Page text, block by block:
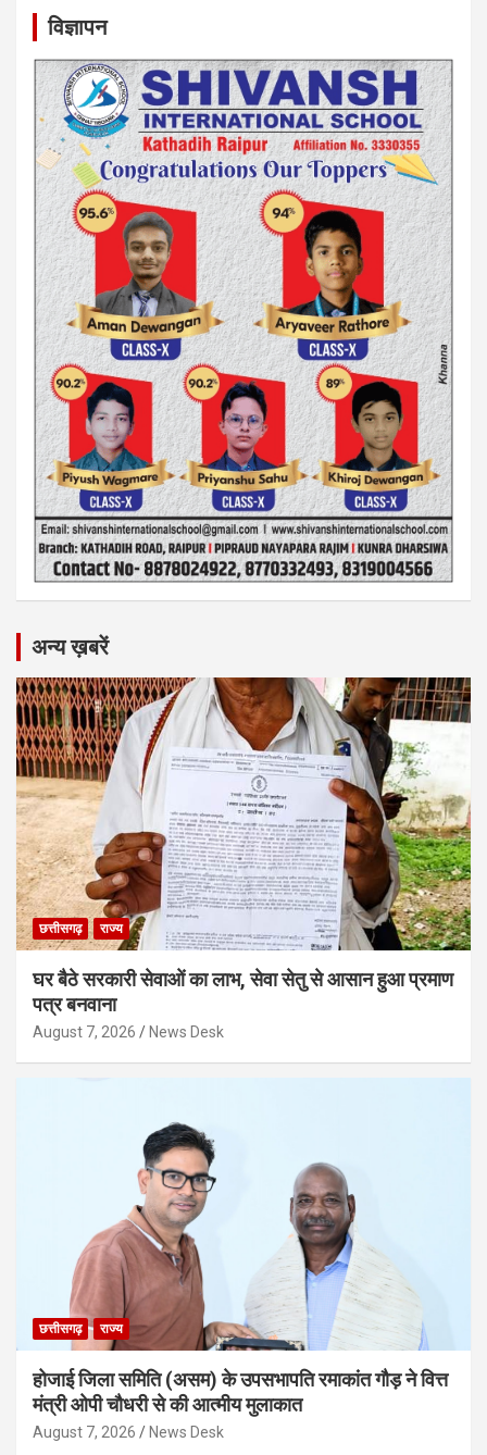
विज्ञापन
अन्य ख़बरें
छत्तीसगढ़ राज्य
घर बैठे सरकारी सेवाओं का लाभ, सेवा सेतु से आसान हुआ प्रमाण
पत्र बनवाना
August 7, 2026 News Desk
छत्तीसगढ़ राज्य
होजाई जिला समिति (असम) के उपसभापति रमाकांत गौड़ ने वित्त
मंत्री ओपी चौधरी से की आत्मीय मुलाकात
August 7, 2026 News Desk